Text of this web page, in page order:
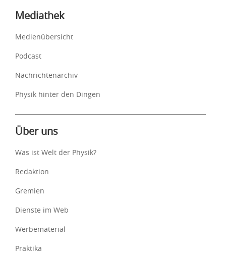
Mediathek
Medienübersicht
Podcast
Nachrichtenarchiv
Physik hinter den Dingen
Über uns
Was ist Welt der Physik?
Redaktion
Gremien
Dienste im Web
Werbematerial
Praktika